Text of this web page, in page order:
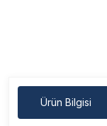
Ürün Bilgisi